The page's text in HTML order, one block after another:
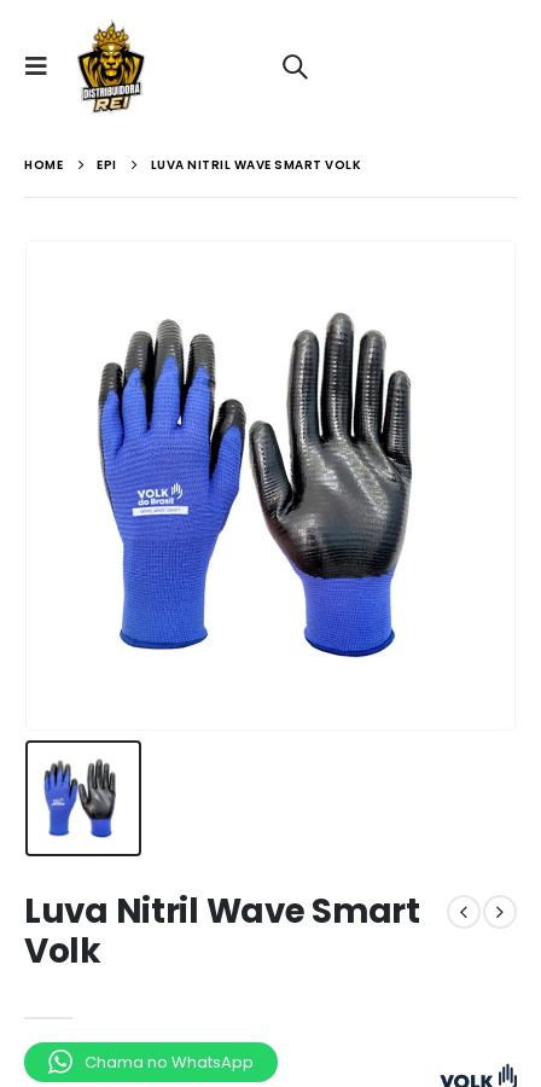
HOME EPI LUVA NITRIL WAVE SMART VOLK
Luva Nitril Wave Smart
Volk
Chama no WhatsApp